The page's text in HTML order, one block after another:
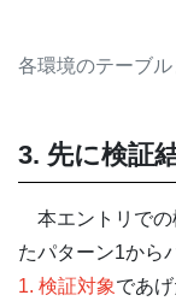
各環境のテーブ
3. 先に検証
本エントリでの
たパターン1から
1. 検証対象であ